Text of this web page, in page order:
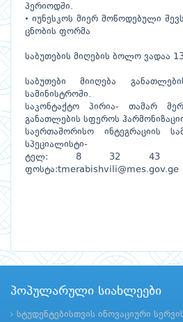
პერიოდში.
• იუნესკოს მიერ მოწოდებული
ცნობის ფორმა
საბუთების მიღების ბოლო ვადაა
საბუთები მიიღება
სამინისტროში.
საკონტაქტო პირია- თამარ
განათლების სფეროს
საერთაშორისო ინტეგრაციის
სპეციალისტი-
ტელ: 8 32 43
ფოსტა:tmerabishvili@mes.gov.ge
პოპულარული სიახლეები
სტუდენტებისთვის ინოვაციური